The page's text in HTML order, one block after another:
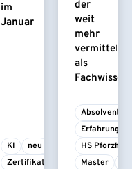
im
Januar
KI
neu
Zertifikatskurs
der
weit
mehr
vermittelt
als
Fachwissen
Absolvent/-
HS
Master